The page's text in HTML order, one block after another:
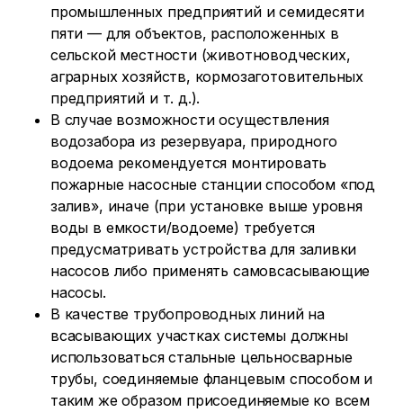
промышленных предприятий и семидесяти
пяти — для объектов, расположенных в
сельской местности (животноводческих,
аграрных хозяйств, кормозаготовительных
предприятий и т. д.).
В случае возможности осуществления
водозабора из резервуара, природного
водоема рекомендуется монтировать
пожарные насосные станции способом «под
залив», иначе (при установке выше уровня
воды в емкости/водоеме) требуется
предусматривать устройства для заливки
насосов либо применять самовсасывающие
насосы.
В качестве трубопроводных линий на
всасывающих участках системы должны
использоваться стальные цельносварные
трубы, соединяемые фланцевым способом и
таким же образом присоединяемые ко всем